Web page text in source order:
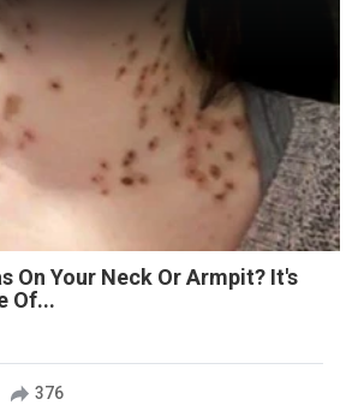
On Your Neck Or Armpit? It's
Of...
376